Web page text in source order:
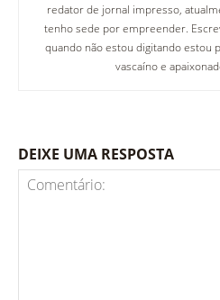
redator de jornal impresso,
tenho sede por empreender.
quando não estou digitando estou
vascaíno e
DEIXE UMA RESPOSTA